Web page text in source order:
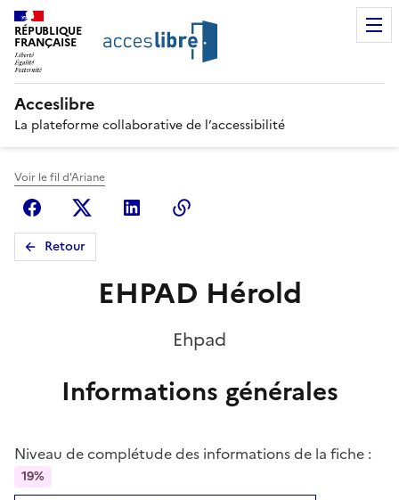
RÉPUBLIQUE
FRANÇAISE
Acceslibre
La plateforme collaborative de l’accessibilité
Voir le fil d'Ariane
FacebookX (anciennement Twitter)
Linkedin
Retour
EHPAD Hérold
Ehpad
Informations générales
Niveau de complétude des informations de la fiche :
19%